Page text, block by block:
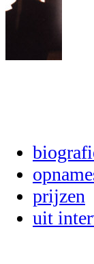
prijzen
uit